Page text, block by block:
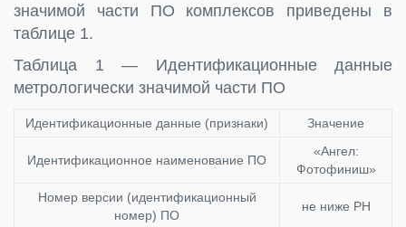
значимой части ПО комплексов приведены в
таблице 1.
Таблица 1 — Идентификационные данные
метрологически значимой части ПО
Идентификационные данные (признаки) Значение
Идентификационное наименование ПО
«Ангел:
Фотофиниш»
Номер версии (идентификационный
номер) ПО
не ниже РН